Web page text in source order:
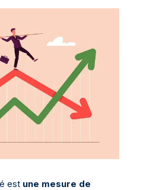
est une mesure de